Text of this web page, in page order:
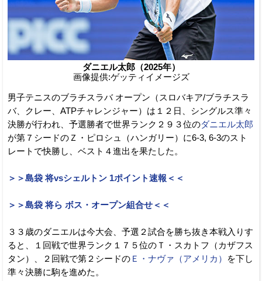
ダニエル太郎（2025年）
画像提供:ゲッティイメージズ
男子テニスのブラチスラバ オープン（スロバキア/ブラチスラ
バ、クレー、ATPチャレンジャー）は１２日、シングルス準々
決勝が行われ、予選勝者で世界ランク２９３位のダニエル太郎
が第７シードのＺ・ピロシュ（ハンガリー）に6-3, 6-3のスト
レートで快勝し、ベスト４進出を果たした。
＞＞島袋 将vsシェルトン 1ポイント速報＜＜
＞＞島袋 将ら ボス・オープン組合せ＜＜
３３歳のダニエルは今大会、予選２試合を勝ち抜き本戦入りす
ると、１回戦で世界ランク１７５位のＴ・スカトフ（カザフス
タン）、２回戦で第２シードの Ｅ・ナヴァ（アメリカ）
を下し
準々決勝に駒を進めた。